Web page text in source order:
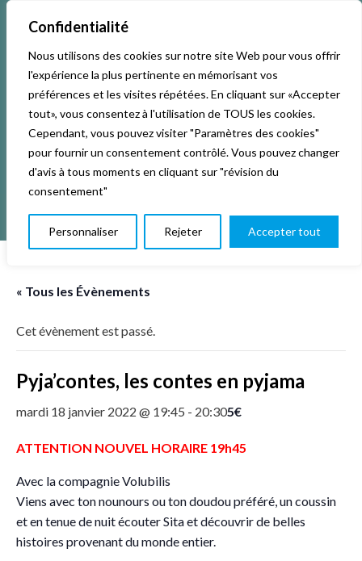
Confidentialité
Nous utilisons des cookies sur notre site Web pour vous offrir
l'expérience la plus pertinente en mémorisant vos
préférences et les visites répétées. En cliquant sur «Accepter
tout», vous consentez à l'utilisation de TOUS les cookies.
Cependant, vous pouvez visiter "Paramètres des cookies"
pour fournir un consentement contrôlé. Vous pouvez changer
d'avis à tous moments en cliquant sur "révision du
consentement"
Personnaliser Rejeter Accepter tout
Événements Studios L’association
La vie de La KAB’ Club
« Tous les Évènements
Cet évènement est passé.
Pyja’contes, les contes en pyjama
mardi 18 janvier 2022 @ 19:45 - 20:305€
ATTENTION NOUVEL HORAIRE 19h45
Avec la compagnie Volubilis
Viens avec ton nounours ou ton doudou préféré, un coussin
et en tenue de nuit écouter Sita et découvrir de belles
histoires provenant du monde entier.